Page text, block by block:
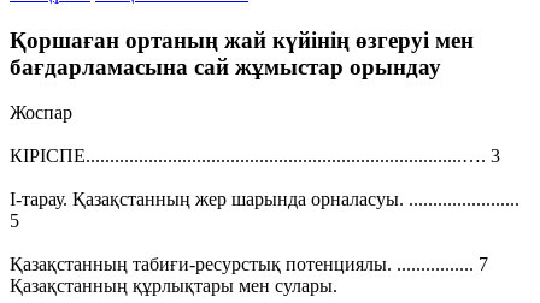
Қоршаған ортаның жай күйінің өзгеруі мен
бағдарламасына сай жұмыстар орындау
Жоспар
КІРІСПЕ..............................................................................…. 3
І-тарау. Қазақстанның жер шарында орналасуы. .......................
5
Қазақстанның табиғи-ресурстық потенциялы. ................ 7
Қазақстанның құрлықтары мен сулары.